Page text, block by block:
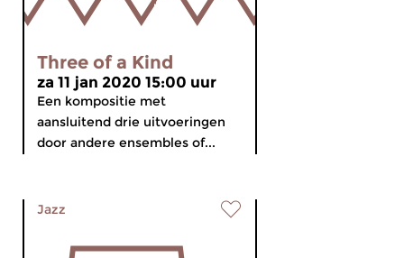
Three of a Kind
za 11 jan 2020 15:00 uur
Een kompositie met
aansluitend drie uitvoeringen
door andere ensembles of...
Jazz